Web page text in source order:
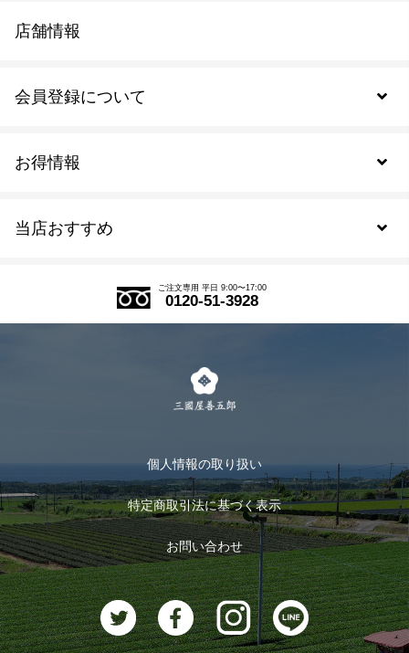
当店おすすめ
式部の香りシリーズ
お茶のギフト
おすすめのお茶
お茶に合うスイーツ
お得情報
会員登録について
会員規約について
ログイン
ログアウト
店舗情報
ご注文専用 平日 9:00〜17:00
0120-51-3928
個人情報の取り扱い
特定商取引法に基づく表示
お問い合わせ